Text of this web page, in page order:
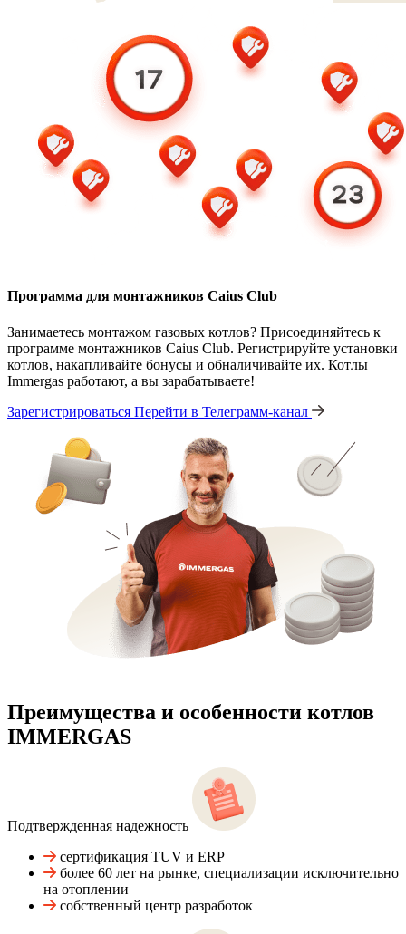
Программа для монтажников Caius Club
Занимаетесь монтажом газовых котлов? Присоединяйтесь к
программе монтажников Caius Club. Регистрируйте установки
котлов, накапливайте бонусы и обналичивайте их. Котлы
Immergas работают, а вы зарабатываете!
Зарегистрироваться Перейти в Телеграмм-канал
Преимущества и особенности котлов
IMMERGAS
Подтвержденная надежность
сертификация TUV и ERP
более 60 лет на рынке, специализации исключительно
на отоплении
собственный центр разработок